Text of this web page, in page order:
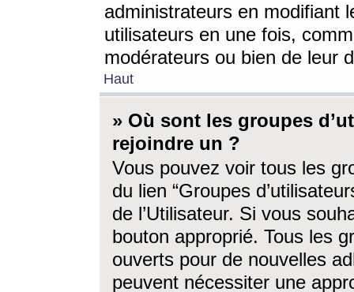
administrateurs en modifiant
utilisateurs en une fois,
modérateurs ou bien de leur
Haut
» Où sont les groupes
rejoindre un ?
Vous pouvez voir tous les
du lien “Groupes
de l’Utilisateur. Si vous
bouton approprié. Tous les
ouverts pour de nouvelles
peuvent nécessiter une